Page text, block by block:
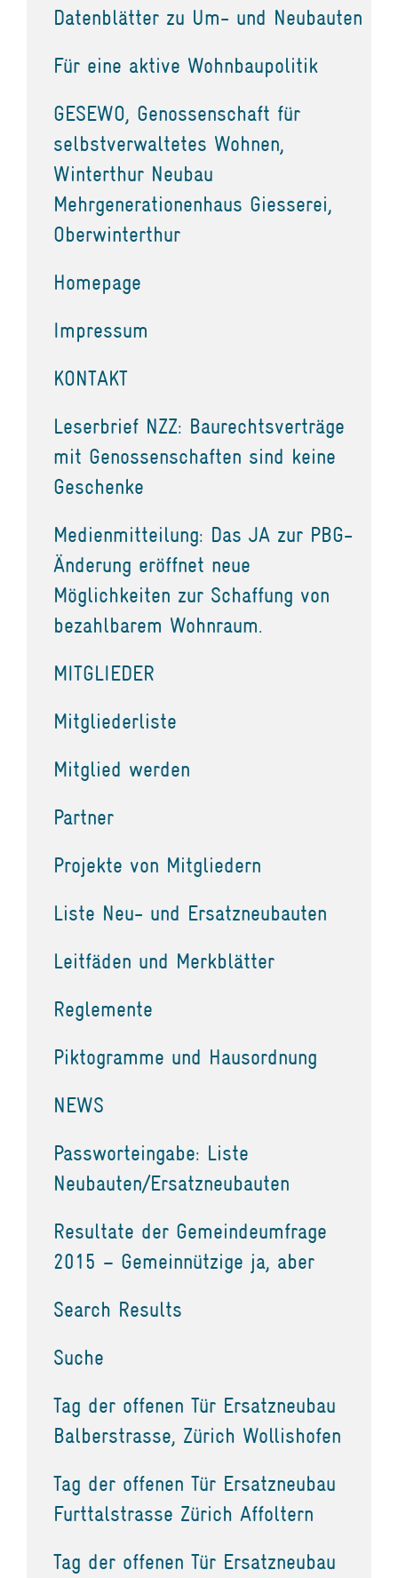
Datenblätter zu Um- und Neubauten
Für eine aktive Wohnbaupolitik
GESEWO, Genossenschaft für
selbstverwaltetes Wohnen,
Winterthur Neubau
Mehrgenerationenhaus Giesserei,
Oberwinterthur
Homepage
Impressum
KONTAKT
Leserbrief NZZ: Baurechtsverträge
mit Genossenschaften sind keine
Geschenke
Medienmitteilung: Das JA zur PBG-
Änderung eröffnet neue
Möglichkeiten zur Schaffung von
bezahlbarem Wohnraum.
MITGLIEDER
Mitgliederliste
Mitglied werden
Partner
Projekte von Mitgliedern
Liste Neu- und Ersatzneubauten
Leitfäden und Merkblätter
Reglemente
Piktogramme und Hausordnung
NEWS
Passworteingabe: Liste
Neubauten/Ersatzneubauten
Resultate der Gemeindeumfrage
2015 – Gemeinnützige ja, aber
Search Results
Suche
Tag der offenen Tür Ersatzneubau
Balberstrasse, Zürich Wollishofen
Tag der offenen Tür Ersatzneubau
Furttalstrasse Zürich Affoltern
Tag der offenen Tür Ersatzneubau